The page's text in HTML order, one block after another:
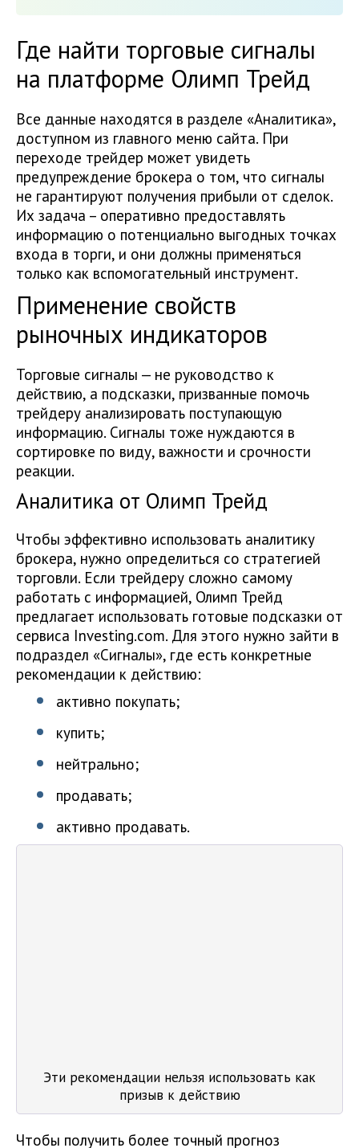
Где найти торговые сигналы
на платформе Олимп Трейд
Все данные находятся в разделе «Аналитика»,
доступном из главного меню сайта. При
переходе трейдер может увидеть
предупреждение брокера о том, что сигналы
не гарантируют получения прибыли от сделок.
Их задача – оперативно предоставлять
информацию о потенциально выгодных точках
входа в торги, и они должны применяться
только как вспомогательный инструмент.
Применение свойств
рыночных индикаторов
Торговые сигналы — не руководство к
действию, а подсказки, призванные помочь
трейдеру анализировать поступающую
информацию. Сигналы тоже нуждаются в
сортировке по виду, важности и срочности
реакции.
Аналитика от Олимп Трейд
Чтобы эффективно использовать аналитику
брокера, нужно определиться со стратегией
торговли. Если трейдеру сложно самому
работать с информацией, Олимп Трейд
предлагает использовать готовые подсказки от
сервиса Investing.com. Для этого нужно зайти в
подраздел «Сигналы», где есть конкретные
рекомендации к действию:
активно покупать;
купить;
нейтрально;
продавать;
активно продавать.
Эти рекомендации нельзя использовать как
призыв к действию
Чтобы получить более точный прогноз